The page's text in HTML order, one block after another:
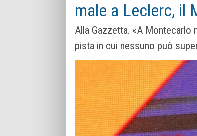
male a Leclerc, il
Alla Gazzetta. «A
pista in cui nessuno può